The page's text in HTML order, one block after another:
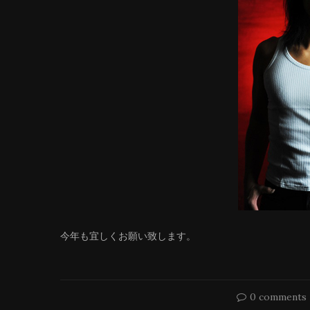
今年も宜しくお願い致します。
0 comments